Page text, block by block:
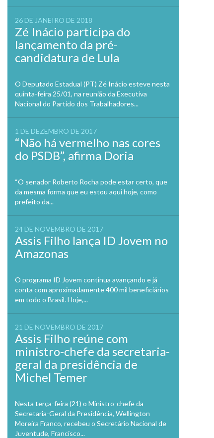
26 DE JANEIRO DE 2018
Zé Inácio participa do
lançamento da pré-
candidatura de Lula
O Deputado Estadual (PT) Zé Inácio esteve nesta
quinta-feira 25/01, na reunião da Executiva
Nacional do Partido dos Trabalhadores...
1 DE DEZEMBRO DE 2017
“Não há vermelho nas cores
do PSDB”, afirma Doria
“O senador Roberto Rocha pode estar certo, que
da mesma forma que eu estou aqui hoje, como
prefeito da...
24 DE NOVEMBRO DE 2017
Assis Filho lança ID Jovem no
Amazonas
O programa ID Jovem continua avançando e já
conta com aproximadamente 400 mil beneficiários
em todo o Brasil. Hoje,...
21 DE NOVEMBRO DE 2017
Assis Filho reúne com
ministro-chefe da secretaria-
geral da presidência de
Michel Temer
Nesta terça-feira (21) o Ministro-chefe da
Secretaria-Geral da Presidência, Wellington
Moreira Franco, recebeu o Secretário Nacional de
Juventude, Francisco...